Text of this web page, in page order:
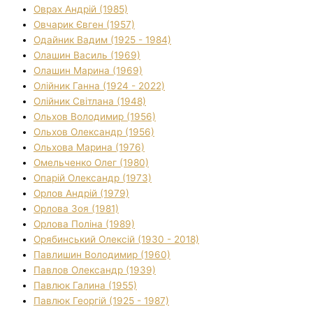
Оврах Андрій (1985)
Овчарик Євген (1957)
Одайник Вадим (1925 - 1984)
Олашин Василь (1969)
Олашин Марина (1969)
Олійник Ганна (1924 - 2022)
Олійник Світлана (1948)
Ольхов Володимир (1956)
Ольхов Олександр (1956)
Ольхова Марина (1976)
Омельченко Олег (1980)
Опарій Олександр (1973)
Орлов Андрій (1979)
Орлова Зоя (1981)
Орлова Поліна (1989)
Орябинський Олексій (1930 - 2018)
Павлишин Володимир (1960)
Павлов Олександр (1939)
Павлюк Галина (1955)
Павлюк Георгій (1925 - 1987)